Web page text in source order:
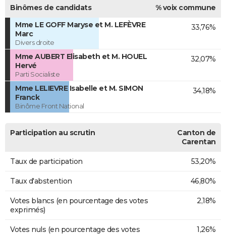
Binômes de candidats
% voix commune
Mme LE GOFF Maryse et M. LEFÈVRE
Marc
Divers droite
33,76%
Mme AUBERT Elisabeth et M. HOUEL
Hervé
Parti Socialiste
32,07%
Mme LELIEVRE Isabelle et M. SIMON
Franck
Binôme Front National
34,18%
Participation au scrutin
Canton de
Carentan
Taux de participation 53,20%
Taux d'abstention 46,80%
Votes blancs (en pourcentage des votes
exprimés)
2,18%
Votes nuls (en pourcentage des votes 1,26%